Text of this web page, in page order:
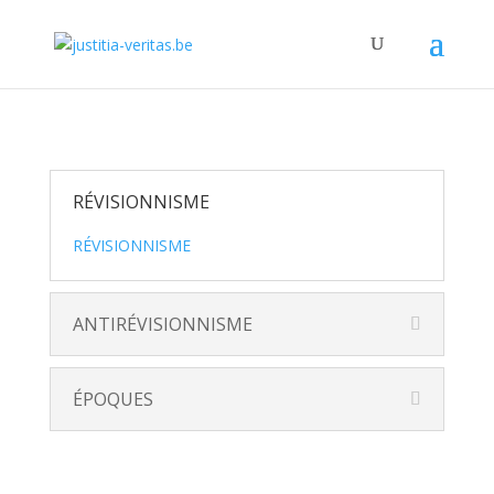
RÉVISIONNISME
RÉVISIONNISME
ANTIRÉVISIONNISME
ÉPOQUES